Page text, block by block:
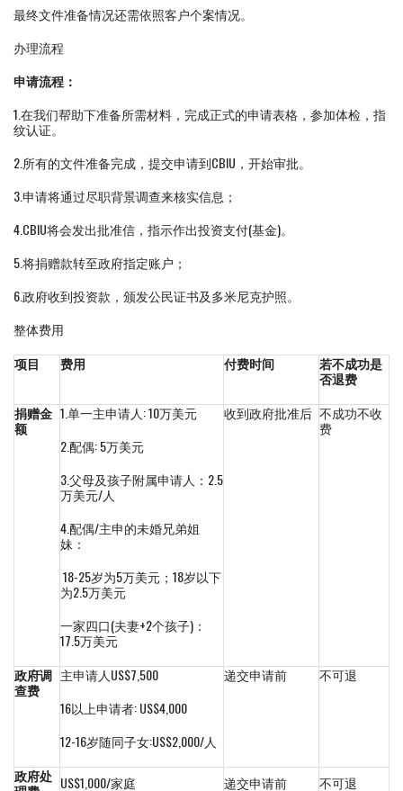
最终文件准备情况还需依照客户个案情况。
办理流程
申请流程：
1.在我们帮助下准备所需材料，完成正式的申请表格，参加体检，指
纹认证。
2.所有的文件准备完成，提交申请到CBIU，开始审批。
3.申请将通过尽职背景调查来核实信息；
4.CBIU将会发出批准信，指示作出投资支付(基金)。
5.将捐赠款转至政府指定账户；
6.政府收到投资款，颁发公民证书及多米尼克护照。
整体费用
项目
费用 付费时间
若不成功是
否退费
捐赠金
额
1.单一主申请人: 10万美元
2.配偶: 5万美元
3.父母及孩子附属申请人：2.5
万美元/人
4.配偶/主申的未婚兄弟姐
妹：
18-25岁为5万美元；18岁以下
为2.5万美元
一家四口(夫妻+2个孩子)：
17.5万美元
收到政府批准后 不成功不收
费
政府调
查费
主申请人US$7,500
16以上申请者: US$4,000
12-16岁随同子女:US$2,000/人
递交申请前 不可退
政府处 US$1,000/家庭 递交申请前 不可退